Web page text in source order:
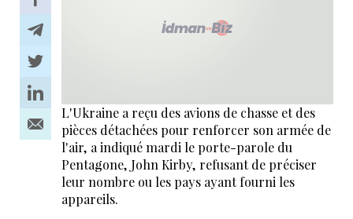
L'Ukraine a reçu des avions de chasse et des
pièces détachées pour renforcer son armée de
l'air, a indiqué mardi le porte-parole du
Pentagone, John Kirby, refusant de préciser
leur nombre ou les pays ayant fourni les
appareils.